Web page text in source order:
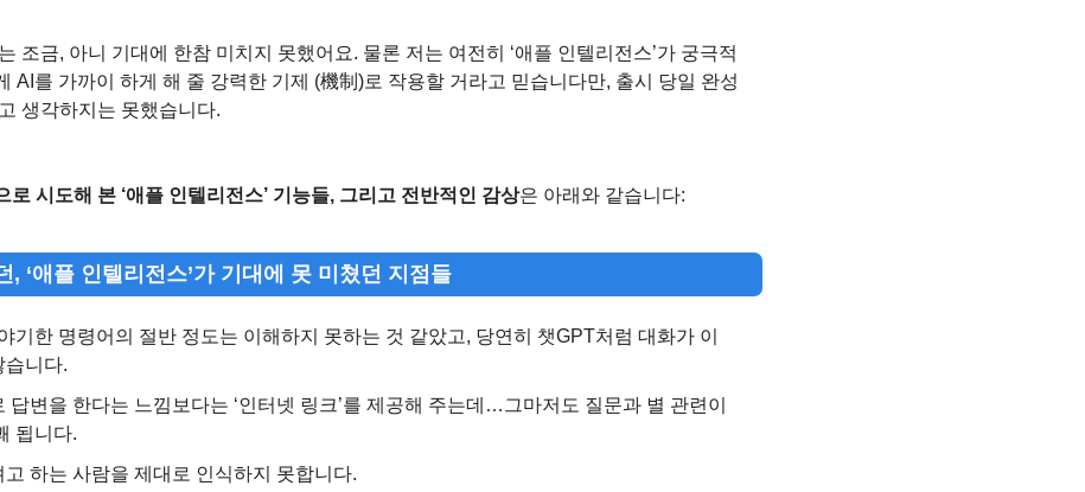
조금, 아니 기대에 한참 미치지 못했어요. 물론 저는 여전히 ‘애플 인텔리전스’가 궁극적
AI를 가까이 하게 해 줄 강력한 기제 (機制)로 작용할 거라고 믿습니다만, 출시 당일 완성
생각하지는 못했습니다.
로 시도해 본 ‘애플 인텔리전스’ 기능들, 그리고 전반적인 감상은 아래와 같습니다:
, ‘애플 인텔리전스’가 기대에 못 미쳤던 지점들
기한 명령어의 절반 정도는 이해하지 못하는 것 같았고, 당연히 챗GPT처럼 대화가 이
습니다.
답변을 한다는 느낌보다는 ‘인터넷 링크’를 제공해 주는데…그마저도 질문과 별 관련이
됩니다.
하는 사람을 제대로 인식하지 못합니다.